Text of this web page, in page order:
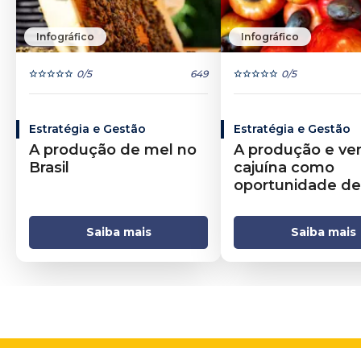
Infográfico
0/5 649
Estratégia e Gestão
A produção de mel no
Brasil
Saiba mais
Infográfico
0/5
Estratégia e Gestão
A produção e
cajuína como
oportunidade de
Saiba mais